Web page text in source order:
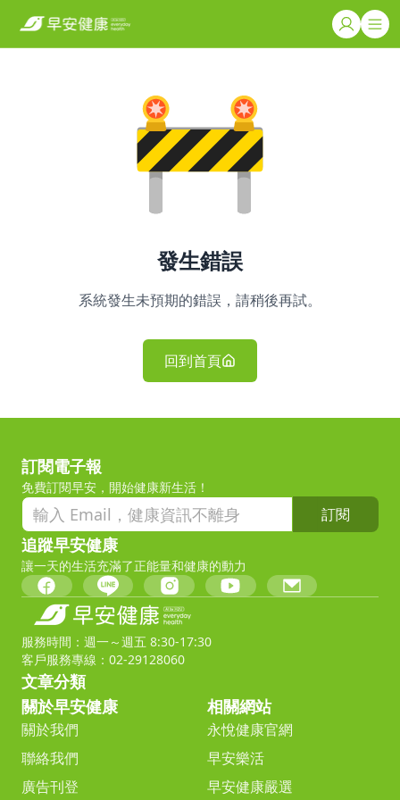
發生錯誤
系統發生未預期的錯誤，請稍後再試。
回到首頁
訂閱電子報
免費訂閱早安，開始健康新生活！
訂閱
追蹤早安健康
讓一天的生活充滿了正能量和健康的動力
服務時間：週一～週五 8:30-17:30
客戶服務專線：02-29128060
文章分類
關於早安健康
關於我們
聯絡我們
廣告刊登
相關網站
永悅健康官網
早安樂活
早安健康嚴選